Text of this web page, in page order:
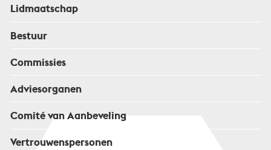
Lidmaatschap
Bestuur
Commissies
Adviesorganen
Comité van Aanbeveling
Vertrouwenspersonen